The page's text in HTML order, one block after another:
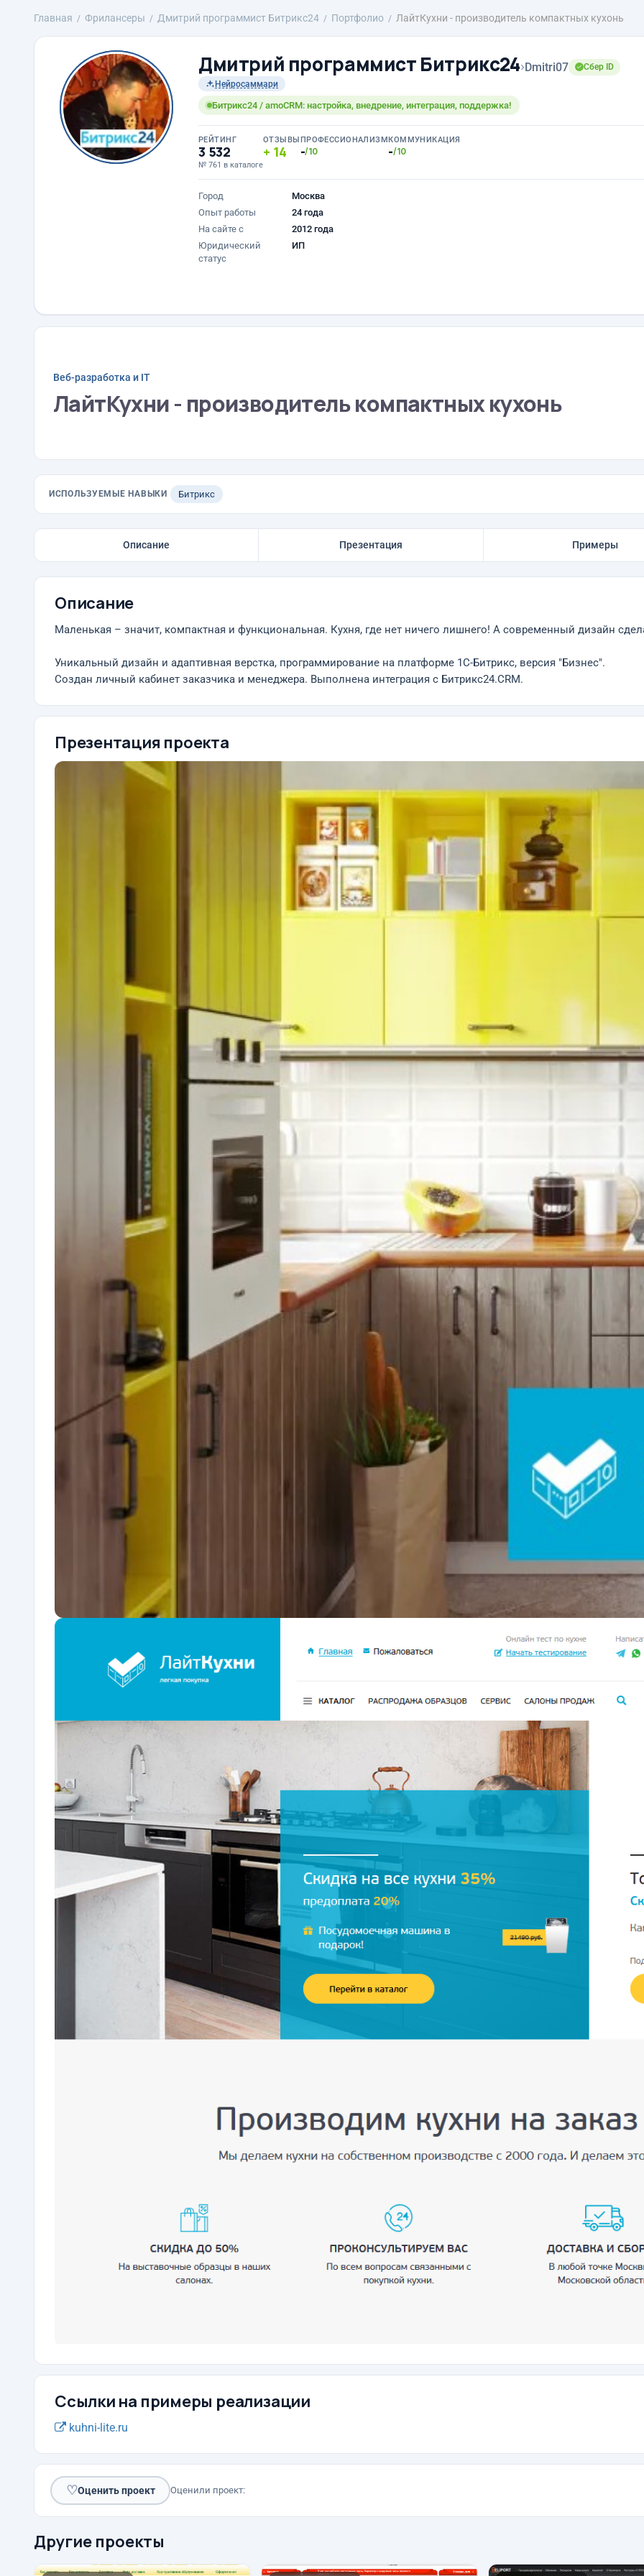
Главная Фрилансеры Дмитрий программист Битрикс24 Портфолио ЛайтКухни - производитель компактных кухонь
Дмитрий программист Битрикс24›Dmitri07
Сбер ID
Нейросаммари
Битрикс24 / amoCRM: настройка, внедрение, интеграция, поддержка!
РЕЙТИНГ
3 532
№ 761 в каталоге
ОТЗЫВЫ
14
ПРОФЕССИОНАЛИЗМ
-/10
КОММУНИКАЦИЯ
-/10
Город
Москва
Опыт работы
24 года
На сайте с
2012 года
Юридический
статус
ИП
Веб-разработка и IT
ЛайтКухни - производитель компактных кухонь
ИСПОЛЬЗУЕМЫЕ НАВЫКИ Битрикс
Описание Презентация Примеры
Описание
Маленькая – значит, компактная и функциональная. Кухня, где нет ничего лишнего! А современный дизайн
Уникальный дизайн и адаптивная верстка, программирование на платформе 1С-Битрикс, версия "Бизнес".
Создан личный кабинет заказчика и менеджера. Выполнена интеграция с Битрикс24.CRM.
Презентация проекта
Ссылки на примеры реализации
kuhni-lite.ru
♡Оценить проект Оценили проект:
Другие проекты